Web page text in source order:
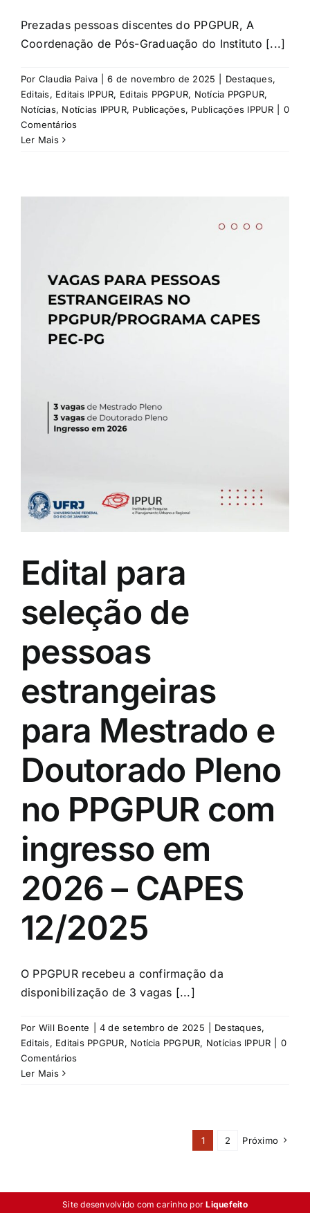
Prezadas pessoas discentes do PPGPUR, A
Coordenação de Pós-Graduação do Instituto [...]
Por Claudia Paiva 6 de novembro de 2025 Destaques,
Editais, Editais IPPUR, Editais PPGPUR, Notícia PPGPUR,
Notícias, Notícias IPPUR, Publicações, Publicações IPPUR
0
Comentários
Ler Mais
Edital para
seleção de
pessoas
estrangeiras
para Mestrado e
Doutorado Pleno
no PPGPUR com
ingresso em
2026 – CAPES
12/2025
O PPGPUR recebeu a confirmação da
disponibilização de 3 vagas [...]
Por Will Boente 4 de setembro de 2025 Destaques,
Editais, Editais PPGPUR, Notícia PPGPUR, Notícias IPPUR
0
Comentários
Ler Mais
1 2 Próximo
Site desenvolvido com carinho porLiquefeito